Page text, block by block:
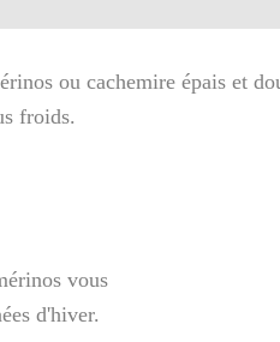
ou cachemire épais et
froids.
vous
d'hiver.